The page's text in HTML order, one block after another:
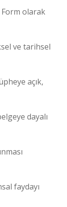
olarak
ve tarihsel
açık,
dayalı
faydayı